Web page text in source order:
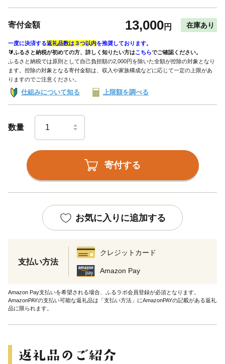
寄付金額 13,000円 在庫あり
一度に決済する返礼品数は３つ以内を推奨しております。
🔰ふるさと納税が初めての方、詳しく知りたい方はこちらでご確認ください。
ふるさと納税では原則として自己負担額の2,000円を除いた全額が控除の対象となり
ます。控除の対象となる寄付金額は、収入や家族構成などに応じて一定の上限があ
りますのでご注意ください。
仕組みについて知る 上限額を調べる
数量
寄付する
お気に入りに追加する
支払い方法
クレジットカード
Amazon Pay
Amazon Pay支払いを希望される場合、ふるラボ会員登録が必須となります。
AmazonPAYの支払い可能な返礼品は「支払い方法」にAmazonPAYの記載がある返礼
品に限られます。